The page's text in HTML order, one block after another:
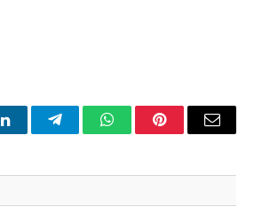
LinkedInTelegramWhatsAppPinterestEmail